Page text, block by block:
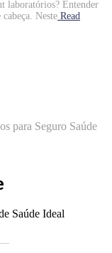
laboratórios? Entender
Neste Read
para Seguro Saúde
Saúde Ideal